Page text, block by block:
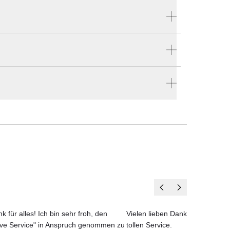
für alles! Ich bin sehr froh, den
Service" in Anspruch genommen zu
Vielen lieben Dank für das
tollen Service.